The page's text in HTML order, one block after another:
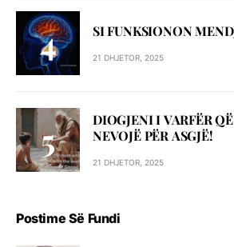
SI FUNKSIONON
21 DHJETOR, 2025
DIOGJENI I VARFËR
NEVOJË PËR ASGJË!
21 DHJETOR, 2025
Postime Së Fundi